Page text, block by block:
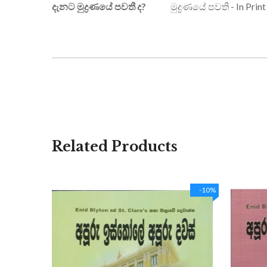
දැනට මුද්‍රණයේ පවතී ද?
මුද්‍රණයේ පවති - In Print
Related Products
-10%